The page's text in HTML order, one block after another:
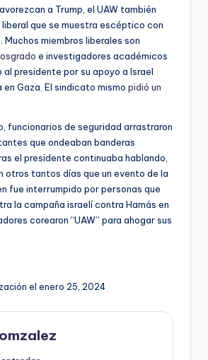
a Trump, el UAW también
liberal que se muestra escéptico con
Muchos miembros liberales son
e investigadores académicos
presidente por su apoyo a Israel
en Gaza. El sindicato mismo pidió un
funcionarios de seguridad arrastraron
que ondeaban banderas
el presidente continuaba hablando,
otros tantos días que un evento de la
fue interrumpido por personas que
la campaña israelí contra Hamás en
corearon “UAW” para ahogar sus
el enero 25, 2024